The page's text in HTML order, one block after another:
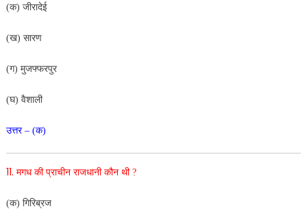
(क) जीरादेई
(ख) सारण
(ग) मुजफ्फरपुर
(घ) वैशाली
उत्तर – (क)
11. मगध की प्राचीन राजधानी कौन थी ?
(क) गिरिब्रज